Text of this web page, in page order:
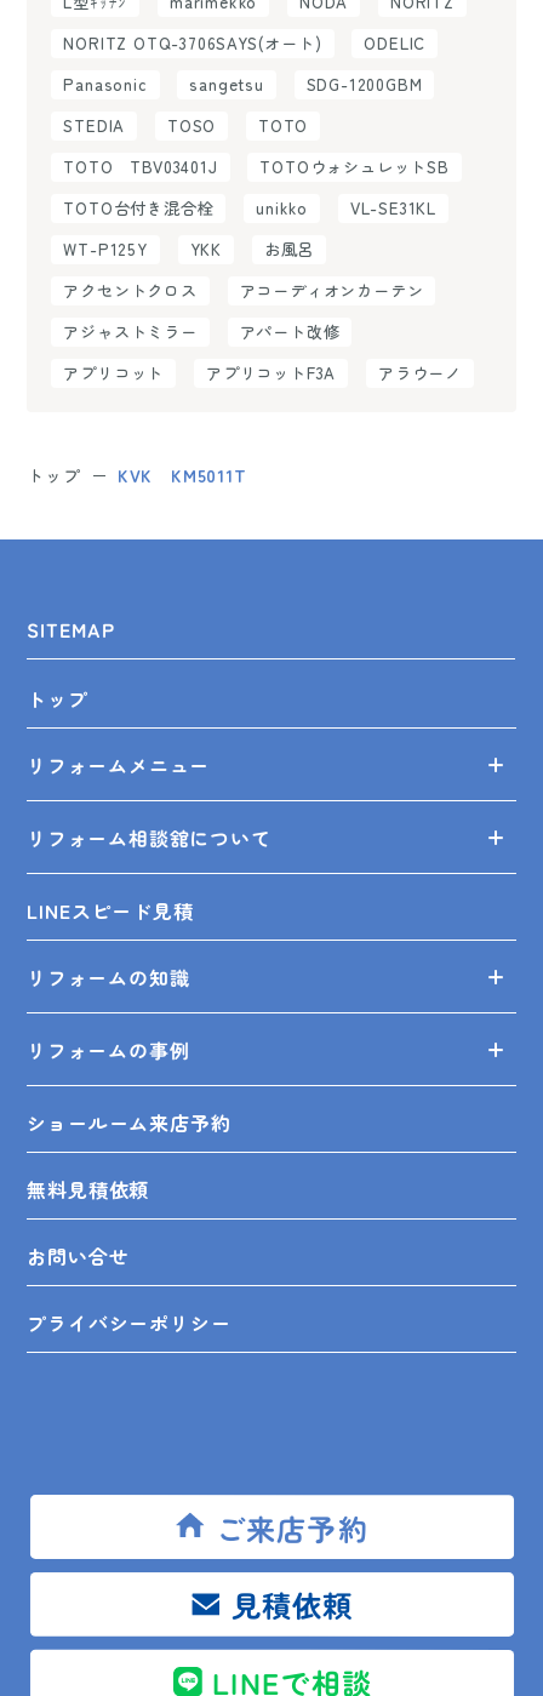
ご来店予約
見積依頼
LINEで相談
NORITZ OTQ-3706SAYS(オート)
ODELIC
Panasonic
sangetsu
SDG-1200GBM
STEDIA
TOSO
TOTO
TOTO TBV03401J
TOTOウォシュレットSB
TOTO台付き混合栓
unikko
VL-SE31KL
WT-P125Y
YKK
お風呂
アクセントクロス
アコーディオンカーテン
アジャストミラー
アパート改修
アプリコット
アプリコットF3A アラウーノ
トップ KVK KM5011T
SITEMAP
トップ
リフォームメニュー
リフォーム相談舘について
LINEスピード見積
リフォームの知識
リフォームの事例
ショールーム来店予約
無料見積依頼
お問い合せ
プライバシーポリシー
木更津店 〒292-0055 木更津市朝日3-10-9
〒294-0054 館山市湊510-1
鴨川店 〒296-0001 鴨川市横渚283-1